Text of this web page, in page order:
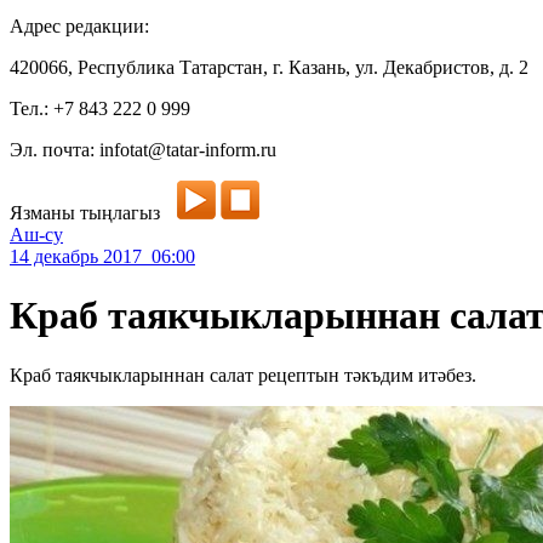
Адрес редакции:
420066, Республика Татарстан, г. Казань, ул. Декабристов, д. 2
Тел.: +7 843 222 0 999
Эл. почта: infotat@tatar-inform.ru
Язманы тыңлагыз
Аш-су
14 декабрь 2017 06:00
Краб таякчыкларыннан
Краб таякчыкларыннан салат рецептын тәкъдим итәбез.